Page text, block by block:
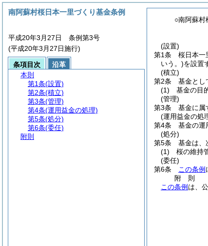
○南阿蘇村
(設置)
第1条
桜日本一
いう。)を設置
(積立)
第2条
基金とし
(1)
基金の目
(管理)
第3条
基金に属
(運用益金の処
第4条
基金の運
(処分)
第5条
基金は、
(1)
桜の維持
(委任)
第6条
この条例
附 則
この条例 は、
南阿蘇村桜日本一里づくり基金条例
平成20年3月27日 条例第3号
(平成20年3月27日施行)
条項目次
沿革
本則
第1条(設置)
第2条(積立)
第3条(管理)
第4条(運用益金の処理)
第5条(処分)
第6条(委任)
附則